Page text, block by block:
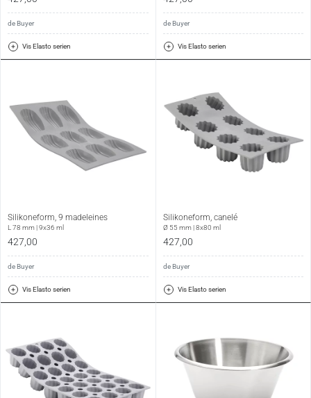
de Buyer
Vis Elasto serien
de Buyer
Vis Elasto serien
Silikoneform, 9 madeleines
L 78 mm | 9x36 ml
427,00
de Buyer
Vis Elasto serien
Silikoneform, canelé
Ø 55 mm | 8x80 ml
427,00
de Buyer
Vis Elasto serien